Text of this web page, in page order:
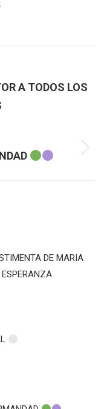
A TODOS LOS
DE MARIA